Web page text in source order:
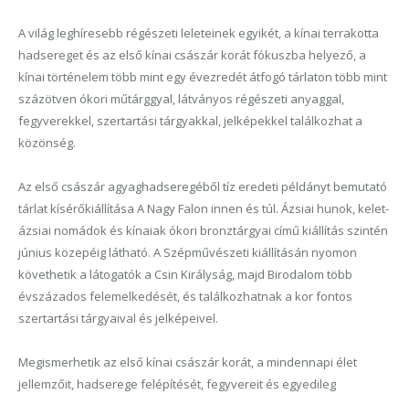
A világ leghíresebb régészeti leleteinek egyikét, a kínai terrakotta
hadsereget és az első kínai császár korát fókuszba helyező, a
kínai történelem több mint egy évezredét átfogó tárlaton több mint
százötven ókori műtárggyal, látványos régészeti anyaggal,
fegyverekkel, szertartási tárgyakkal, jelképekkel találkozhat a
közönség.
Az első császár agyaghadseregéből tíz eredeti példányt bemutató
tárlat kísérőkiállítása A Nagy Falon innen és túl. Ázsiai hunok, kelet-
ázsiai nomádok és kínaiak ókori bronztárgyai című kiállítás szintén
június közepéig látható. A Szépművészeti kiállításán nyomon
követhetik a látogatók a Csin Királyság, majd Birodalom több
évszázados felemelkedését, és találkozhatnak a kor fontos
szertartási tárgyaival és jelképeivel.
Megismerhetik az első kínai császár korát, a mindennapi élet
jellemzőit, hadserege felépítését, fegyvereit és egyedileg